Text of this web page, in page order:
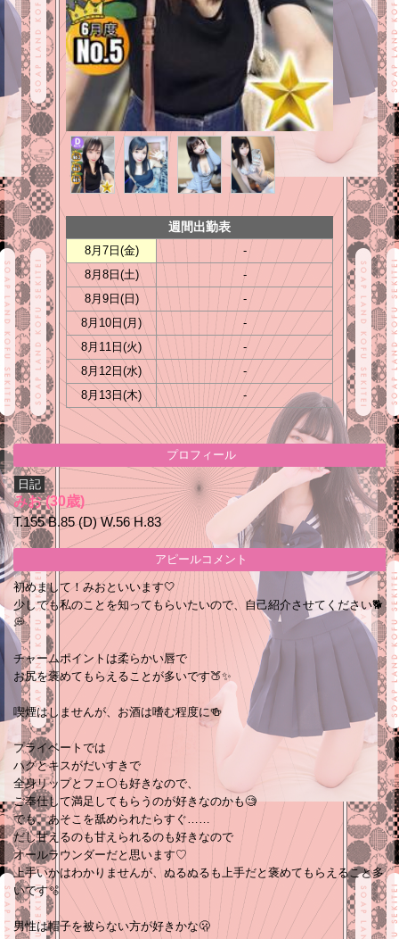
週間出勤表
8月7日(金)
-
8月8日(土)
-
8月9日(日)
-
8月10日(月 )
-
8月11日(火)
-
8月12日(水)
-
8月13日(木) -
プロフィール
日記
みお(30歳)
T.155 B.85 (D) W.56 H.83
アピールコメント
初めまして！みおといいます🤍
少しでも私のことを知ってもらいたいので、自己紹介させてください🐕
💭
チャームポイントは柔らかい唇で
お尻を褒めてもらえることが多いです🍑✨
喫煙はしませんが、お酒は嗜む程度に🍻
プライベートでは
ハグとキスがだいすきで
全身リップとフェ⚪も好きなので、
ご奉仕して満足してもらうのが好きなのかも🧐
でも、あそこを舐められたらすぐ……
だし甘えるのも甘えられるのも好きなので
オールラウンダーだと思います♡
上手いかはわかりませんが、ぬるぬるも上手だと褒めてもらえること多
いです🫧
男性は帽子を被らない方が好きかな🫢